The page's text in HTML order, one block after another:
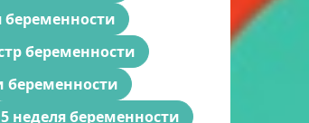
беременности
беременности
беременности
5 неделя беременности